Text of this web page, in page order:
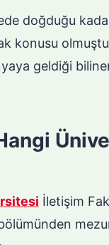
doğduğu
konusu
geldiği
İletişim